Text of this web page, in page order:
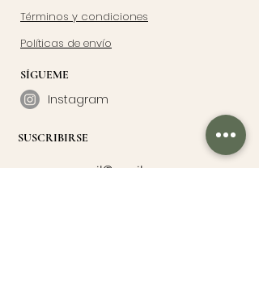
Términos y condiciones
Políticas de envío
SÍGUEME
Instagram
SUSCRIBIRSE